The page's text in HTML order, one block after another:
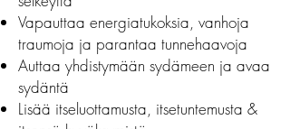
Vapauttaa energiatukoksia, vanhoja
traumoja ja parantaa tunnehaavoja
Auttaa yhdistymään sydämeen ja avaa
sydäntä
Lisää itseluottamusta, itsetuntemusta &